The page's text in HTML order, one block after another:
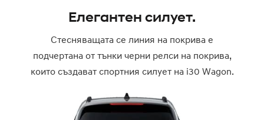
Елегантен силует.
Стесняващата се линия на покрива е
подчертана от тънки черни релси на покрива,
които създават спортния силует на i30 Wagon.